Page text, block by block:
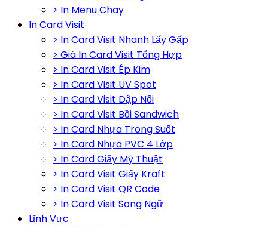
> In Menu Chay
In Card Visit
> In Card Visit Nhanh Lấy Gấp
> Giá In Card Visit Tổng Hợp
> In Card Visit Ép Kim
> In Card Visit UV Spot
> In Card Visit Dập Nổi
> In Card Visit Bồi Sandwich
> In Card Nhựa Trong Suốt
> In Card Nhựa PVC 4 Lớp
> In Card Giấy Mỹ Thuật
> In Card Visit Giấy Kraft
> In Card Visit QR Code
> In Card Visit Song Ngữ
Lĩnh Vực